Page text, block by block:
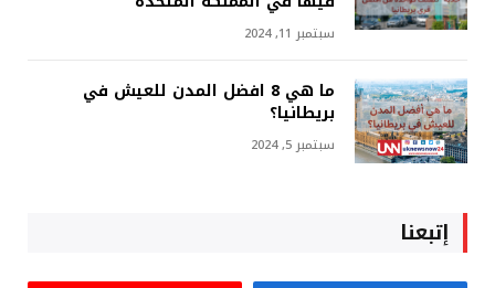
سبتمبر 11, 2024
ما هي 8 افضل المدن للعيش في
بريطانيا؟
سبتمبر 5, 2024
إتبعنا